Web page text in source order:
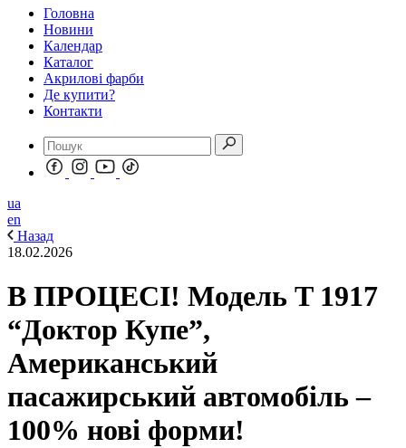
Головна
Новини
Календар
Каталог
Акрилові фарби
Де купити?
Контакти
ua
en
Назад
18.02.2026
В ПРОЦЕСІ! Модель T 1917
“Доктор Купе”,
Американський
пасажирський автомобіль –
100% нові форми!